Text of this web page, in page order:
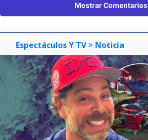
Mostrar Comentarios
Espectáculos Y TV > Noticia